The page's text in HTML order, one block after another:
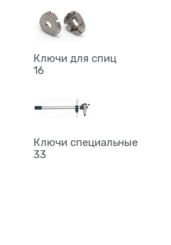
Ключи для спиц
16
Ключи специальные
33